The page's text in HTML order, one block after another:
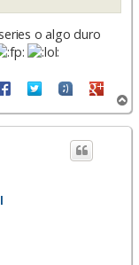
o algo duro
r
r